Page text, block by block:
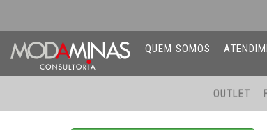
QUEM SOMOS
OUTLET